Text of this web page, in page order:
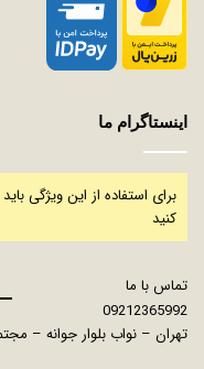
اینستاگرام ما
برای استفاده از این ویژگی باید
کنید
تماس با ما
09212365992
تهران – نواب بلوار جوانه –